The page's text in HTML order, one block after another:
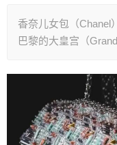
香奈儿女包（Chanel
巴黎的大皇宫（